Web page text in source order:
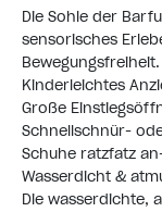
Die Sohle der
sensorisches
Kinderleichtes
Große
Schnellschnür-
Schuhe ratzfatz
Wasserdicht &
Die wasserdichte,